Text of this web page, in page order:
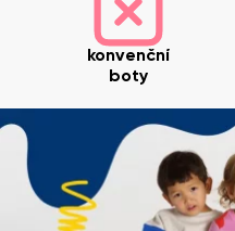
konvenční
boty
Vaše jméno a příjmení
Vaše jméno